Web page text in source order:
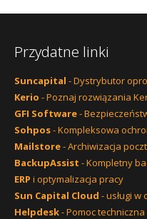
Przydatne linki
Suncapital - Dystrybutor
Kerio - Poznaj rozwiązania
GFI Software-
Sohpos- Kompleksowa
Mailstore- Archiwizacja
BackupAssist - Kompletny
ERP i optymalizacja pracy
Sun Capital Cloud - usługi w
Helpdesk- Pomoc